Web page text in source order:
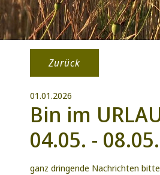
Zurück
01.01.2026
Bin im
04.05. -
ganz dringende Nachrichten